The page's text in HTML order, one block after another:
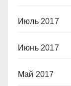
Июль 2017
Июнь 2017
Май 2017